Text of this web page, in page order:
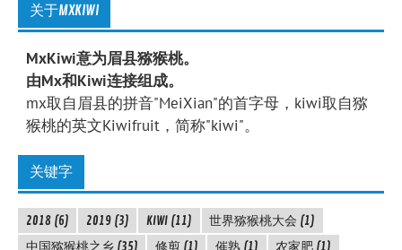
关于MXKIWI
MxKiwi意为眉县猕猴桃。
由Mx和Kiwi连接组成。
mx取自眉县的拼音"MeiXian"的首字母，kiwi取自猕
猴桃的英文Kiwifruit，简称"kiwi"。
关键字
2018(6) 2019(3) KIWI(11) 世界猕猴桃大会 (1)
中国猕猴桃之乡(35) 修剪(1) 催熟(1) 农家肥 (1)